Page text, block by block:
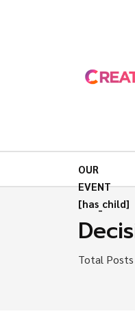
OUR
EVENT
[has_child]
Total